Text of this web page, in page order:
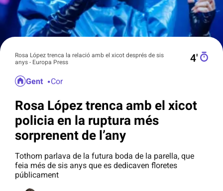
Rosa López trenca la relació amb el xicot després de sis
anys - Europa Press
4′
Gent Cor
Rosa López trenca amb el xicot
policia en la ruptura més
sorprenent de l’any
Tothom parlava de la futura boda de la parella, que
feia més de sis anys que es dedicaven floretes
públicament